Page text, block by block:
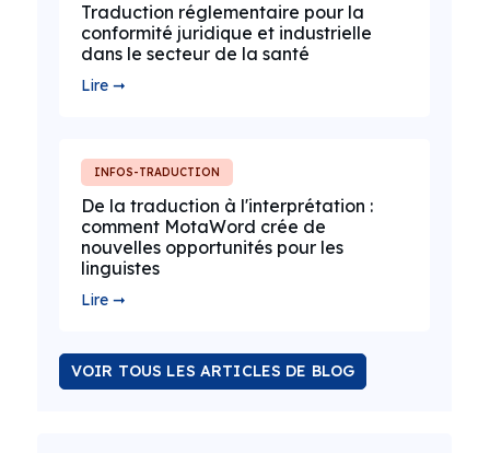
Traduction réglementaire pour la
conformité juridique et industrielle
dans le secteur de la santé
Lire ➞
INFOS-TRADUCTION
De la traduction à l'interprétation :
comment MotaWord crée de
nouvelles opportunités pour les
linguistes
Lire ➞
VOIR TOUS LES ARTICLES DE BLOG